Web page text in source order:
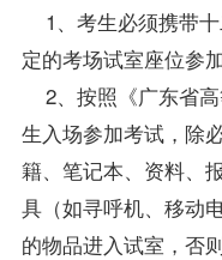
1、考生必须携带
定的考场试室座位参加
2、按照《广东省
生入场参加考试，除
籍、 笔记本、资料、
具（如寻呼机、移动
的物品进入试室，否